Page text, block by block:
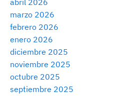
abril 2026
marzo 2026
febrero 2026
enero 2026
diciembre 2025
noviembre 2025
octubre 2025
septiembre 2025